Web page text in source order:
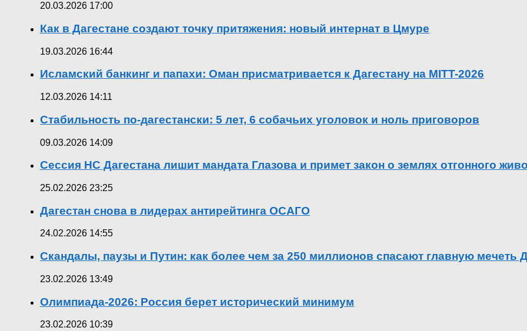
20.03.2026 17:00
Как в Дагестане создают точку притяжения: новый интернат в Цмуре
19.03.2026 16:44
Исламский банкинг и папахи: Оман присматривается к Дагестану на MITT-2026
12.03.2026 14:11
Стабильность по-дагестански: 5 лет, 6 собачьих уголовок и ноль приговоров
09.03.2026 14:09
Сессия НС Дагестана лишит мандата Глазова и примет закон о землях отгонного
25.02.2026 23:25
Дагестан снова в лидерах антирейтинга ОСАГО
24.02.2026 14:55
Скандалы, паузы и Путин: как более чем за 250 миллионов спасают главную мечеть
23.02.2026 13:49
Олимпиада-2026: Россия берет исторический минимум
23.02.2026 10:39